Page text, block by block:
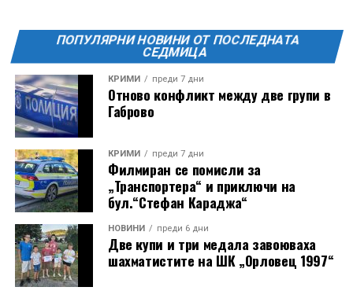
ПОПУЛЯРНИ НОВИНИ ОТ ПОСЛЕДНАТА
СЕДМИЦА
КРИМИ преди 7 дни
Отново конфликт между две групи в
Габрово
КРИМИ преди 7 дни
Филмиран се помисли за
„Транспортера“ и приключи на
бул.“Стефан Караджа“
НОВИНИ преди 6 дни
Две купи и три медала завоюваха
шахматистите на ШК „Орловец 1997“